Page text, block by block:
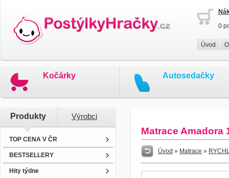
0
Úvod
Kočárky Autosedačky
Produkty Výrobci
TOP CENA V ČR
BESTSELLERY
Hity týdne
Matrace Amadora
Úvod » Matrace »